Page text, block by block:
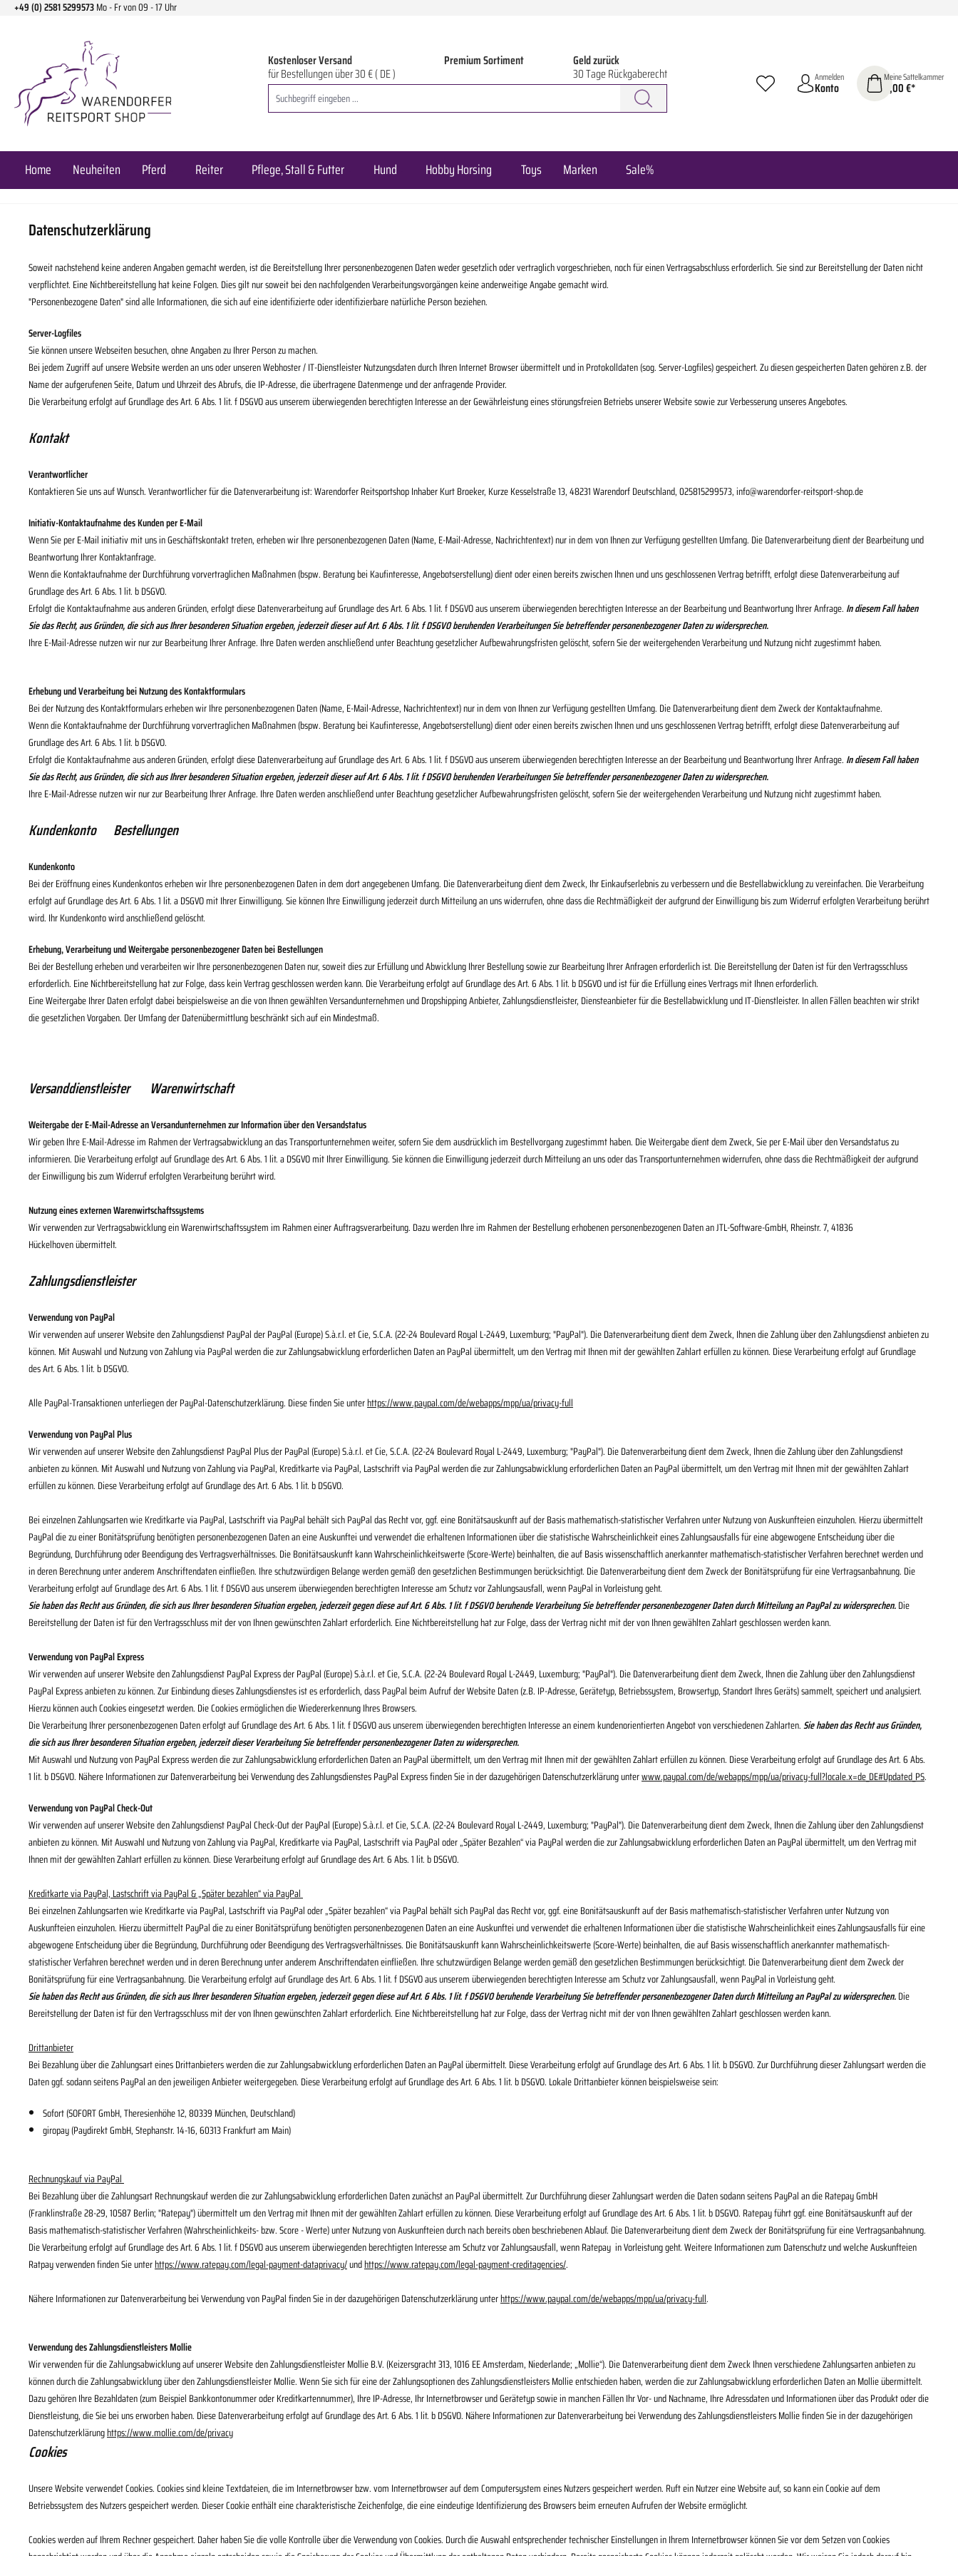
Hauptinhalt springen
Zur Suche springen
Zur Hauptnavigation springen
+49 (0) 2581 5299573Mo - Fr von 09 - 17 Uhr
Kostenloser Versand
für Bestellungen über 30 € ( DE )
Premium Sortiment Geld zurück
30 Tage Rückgaberecht Anmelden
Konto
Meine Sattelkammer
0,00 €*
Home Neuheiten Pferd Reiter Pflege, Stall & Futter Hund Hobby Horsing Toys Marken Sale%
Datenschutzerklärung
Soweit nachstehend keine anderen Angaben gemacht werden, ist die Bereitstellung Ihrer personenbezogenen Daten weder gesetzlich oder vertraglich vorgeschrieben, noch für einen Vertragsabschluss erforderlich. Sie sind zur Bereitstellung der Daten nicht
verpflichtet. Eine Nichtbereitstellung hat keine Folgen. Dies gilt nur soweit bei den nachfolgenden Verarbeitungsvorgängen keine anderweitige Angabe gemacht wird.
"Personenbezogene Daten" sind alle Informationen, die sich auf eine identifizierte oder identifizierbare natürliche Person beziehen.
Server-Logfiles
Sie können unsere Webseiten besuchen, ohne Angaben zu Ihrer Person zu machen.
Bei jedem Zugriff auf unsere Website werden an uns oder unseren Webhoster / IT-Dienstleister Nutzungsdaten durch Ihren Internet Browser übermittelt und in Protokolldaten (sog. Server-Logfiles) gespeichert. Zu diesen gespeicherten Daten gehören z.B. der
Name der aufgerufenen Seite, Datum und Uhrzeit des Abrufs, die IP-Adresse, die übertragene Datenmenge und der anfragende Provider.
Die Verarbeitung erfolgt auf Grundlage des Art. 6 Abs. 1 lit. f DSGVO aus unserem überwiegenden berechtigten Interesse an der Gewährleistung eines störungsfreien Betriebs unserer Website sowie zur Verbesserung unseres Angebotes.
Kontakt
Verantwortlicher
Kontaktieren Sie uns auf Wunsch. Verantwortlicher für die Datenverarbeitung ist:Warendorfer Reitsportshop Inhaber Kurt Broeker, Kurze Kesselstraße 13,48231WarendorfDeutschland,025815299573,info@warendorfer-reitsport-shop.de
Initiativ-Kontaktaufnahme des Kunden per E-Mail
Wenn Sie per E-Mail initiativ mit uns in Geschäftskontakt treten, erheben wir Ihre personenbezogenen Daten (Name, E-Mail-Adresse, Nachrichtentext) nur in dem von Ihnen zur Verfügung gestellten Umfang. Die Datenverarbeitung dient der Bearbeitung und
Beantwortung Ihrer Kontaktanfrage.
Wenn die Kontaktaufnahme der Durchführung vorvertraglichen Maßnahmen (bspw. Beratung bei Kaufinteresse, Angebotserstellung) dient oder einen bereits zwischen Ihnen und uns geschlossenen Vertrag betrifft, erfolgt diese Datenverarbeitung auf
Grundlage des Art. 6 Abs. 1 lit. b DSGVO.
Erfolgt die Kontaktaufnahme aus anderen Gründen, erfolgt diese Datenverarbeitung auf Grundlage des Art. 6 Abs. 1 lit. f DSGVO aus unserem überwiegenden berechtigten Interesse an der Bearbeitung und Beantwortung Ihrer Anfrage. In diesem Fall haben
Sie das Recht, aus Gründen, die sich aus Ihrer besonderen Situation ergeben, jederzeit dieser auf Art. 6 Abs. 1 lit. f DSGVO beruhenden Verarbeitungen Sie betreffender personenbezogener Daten zu widersprechen.
Ihre E-Mail-Adresse nutzen wir nur zur Bearbeitung Ihrer Anfrage. Ihre Daten werden anschließend unter Beachtung gesetzlicher Aufbewahrungsfristen gelöscht, sofern Sie der weitergehenden Verarbeitung und Nutzung nicht zugestimmt haben.
Erhebung und Verarbeitung bei Nutzung des Kontaktformulars
Bei der Nutzung des Kontaktformulars erheben wir Ihre personenbezogenen Daten (Name, E-Mail-Adresse, Nachrichtentext) nur in dem von Ihnen zur Verfügung gestellten Umfang. Die Datenverarbeitung dient dem Zweck der Kontaktaufnahme.
Wenn die Kontaktaufnahme der Durchführung vorvertraglichen Maßnahmen (bspw. Beratung bei Kaufinteresse, Angebotserstellung) dient oder einen bereits zwischen Ihnen und uns geschlossenen Vertrag betrifft, erfolgt diese Datenverarbeitung auf
Grundlage des Art. 6 Abs. 1 lit. b DSGVO.
Erfolgt die Kontaktaufnahme aus anderen Gründen, erfolgt diese Datenverarbeitung auf Grundlage des Art. 6 Abs. 1 lit. f DSGVO aus unserem überwiegenden berechtigten Interesse an der Bearbeitung und Beantwortung Ihrer Anfrage. In diesem Fall haben
Sie das Recht, aus Gründen, die sich aus Ihrer besonderen Situation ergeben, jederzeit dieser auf Art. 6 Abs. 1 lit. f DSGVO beruhenden Verarbeitungen Sie betreffender personenbezogener Daten zu widersprechen.
Ihre E-Mail-Adresse nutzen wir nur zur Bearbeitung Ihrer Anfrage. Ihre Daten werden anschließend unter Beachtung gesetzlicher Aufbewahrungsfristen gelöscht, sofern Sie der weitergehenden Verarbeitung und Nutzung nicht zugestimmt haben.
Kundenkonto Bestellungen
Kundenkonto
Bei der Eröffnung eines Kundenkontos erheben wir Ihre personenbezogenen Daten in dem dort angegebenen Umfang. Die Datenverarbeitung dient dem Zweck, Ihr Einkaufserlebnis zu verbessern und die Bestellabwicklung zu vereinfachen. Die Verarbeitung
erfolgt auf Grundlage des Art. 6 Abs. 1 lit. a DSGVO mit Ihrer Einwilligung. Sie können Ihre Einwilligung jederzeit durch Mitteilung an uns widerrufen, ohne dass die Rechtmäßigkeit der aufgrund der Einwilligung bis zum Widerruf erfolgten Verarbeitung berührt
wird. Ihr Kundenkonto wird anschließend gelöscht.
Erhebung, Verarbeitung und Weitergabe personenbezogener Daten bei Bestellungen
Bei der Bestellung erheben und verarbeiten wir Ihre personenbezogenen Daten nur, soweit dies zur Erfüllung und Abwicklung Ihrer Bestellung sowie zur Bearbeitung Ihrer Anfragen erforderlich ist. Die Bereitstellung der Daten ist für den Vertragsschluss
erforderlich. Eine Nichtbereitstellung hat zur Folge, dass kein Vertrag geschlossen werden kann. Die Verarbeitung erfolgt auf Grundlage des Art. 6 Abs. 1 lit. b DSGVO und ist für die Erfüllung eines Vertrags mit Ihnen erforderlich.
Eine Weitergabe Ihrer Daten erfolgt dabei beispielsweise an die von Ihnen gewählten Versandunternehmen und Dropshipping Anbieter, Zahlungsdienstleister, Diensteanbieter für die Bestellabwicklung und IT-Dienstleister. In allen Fällen beachten wir strikt
die gesetzlichen Vorgaben. Der Umfang der Datenübermittlung beschränkt sich auf ein Mindestmaß.
Versanddienstleister Warenwirtschaft
Weitergabe der E-Mail-Adresse an Versandunternehmen zur Information über den Versandstatus
Wir geben Ihre E-Mail-Adresse im Rahmen der Vertragsabwicklung an das Transportunternehmen weiter, sofern Sie dem ausdrücklich im Bestellvorgang zugestimmt haben. Die Weitergabe dient dem Zweck, Sie per E-Mail über den Versandstatus zu
informieren. Die Verarbeitung erfolgt auf Grundlage des Art. 6 Abs. 1 lit. a DSGVO mit Ihrer Einwilligung. Sie können die Einwilligung jederzeit durch Mitteilung an uns oder das Transportunternehmen widerrufen, ohne dass die Rechtmäßigkeit der aufgrund
der Einwilligung bis zum Widerruf erfolgten Verarbeitung berührt wird.
Nutzung eines externen Warenwirtschaftssystems
Wir verwenden zur Vertragsabwicklung ein Warenwirtschaftssystem im Rahmen einer Auftragsverarbeitung. Dazu werden Ihre im Rahmen der Bestellung erhobenen personenbezogenen Daten anJTL-Software-GmbH, Rheinstr. 7, 41836
Hückelhovenübermittelt.
Zahlungsdienstleister
Verwendung von PayPal
Wir verwenden auf unserer Website den Zahlungsdienst PayPal der PayPal (Europe) S.à.r.l. et Cie, S.C.A. (22-24 Boulevard Royal L-2449, Luxemburg; "PayPal"). Die Datenverarbeitung dient dem Zweck, Ihnen die Zahlung über den Zahlungsdienst anbieten zu
können. Mit Auswahl und Nutzung von Zahlung via PayPal werden die zur Zahlungsabwicklung erforderlichen Daten an PayPal übermittelt, um den Vertrag mit Ihnen mit der gewählten Zahlart erfüllen zu können. Diese Verarbeitung erfolgt auf Grundlage
des Art. 6 Abs. 1 lit. b DSGVO.
Alle PayPal-Transaktionen unterliegen der PayPal-Datenschutzerklärung. Diese finden Sie unterhttps://www.paypal.com/de/webapps/mpp/ua/privacy-full
Verwendung von PayPal Plus
Wir verwenden auf unserer Website den Zahlungsdienst PayPal Plus der PayPal (Europe) S.à.r.l. et Cie, S.C.A. (22-24 Boulevard Royal L-2449, Luxemburg; "PayPal"). Die Datenverarbeitung dient dem Zweck, Ihnen die Zahlung über den Zahlungsdienst
anbieten zu können. Mit Auswahl und Nutzung von Zahlung via PayPal, Kreditkarte via PayPal, Lastschrift via PayPal werden die zur Zahlungsabwicklung erforderlichen Daten an PayPal übermittelt, um den Vertrag mit Ihnen mit der gewählten Zahlart
erfüllen zu können. Diese Verarbeitung erfolgt auf Grundlage des Art. 6 Abs. 1 lit. b DSGVO.
Bei einzelnen Zahlungsarten wie Kreditkarte via PayPal, Lastschrift via PayPal behält sich PayPal das Recht vor, ggf. eine Bonitätsauskunft auf der Basis mathematisch-statistischer Verfahren unter Nutzung von Auskunfteien einzuholen. Hierzu übermittelt
PayPal die zu einer Bonitätsprüfung benötigten personenbezogenen Daten an eine Auskunftei und verwendet die erhaltenen Informationen über die statistische Wahrscheinlichkeit eines Zahlungsausfalls für eine abgewogene Entscheidung über die
Begründung, Durchführung oder Beendigung des Vertragsverhältnisses. Die Bonitätsauskunft kann Wahrscheinlichkeitswerte (Score-Werte) beinhalten, die auf Basis wissenschaftlich anerkannter mathematisch-statistischer Verfahren berechnet werden und
in deren Berechnung unter anderem Anschriftendaten einfließen. Ihre schutzwürdigen Belange werden gemäß den gesetzlichen Bestimmungen berücksichtigt. Die Datenverarbeitung dient dem Zweck der Bonitätsprüfung für eine Vertragsanbahnung. Die
Verarbeitung erfolgt auf Grundlage des Art. 6 Abs. 1 lit. f DSGVO aus unserem überwiegenden berechtigten Interesse am Schutz vor Zahlungsausfall, wenn PayPal in Vorleistung geht.
Sie haben das Recht aus Gründen, die sich aus Ihrer besonderen Situation ergeben, jederzeit gegen diese auf Art. 6 Abs. 1 lit. f DSGVO beruhende Verarbeitung Sie betreffender personenbezogener Daten durch Mitteilung an PayPal zu widersprechen.Die
Bereitstellung der Daten ist für den Vertragsschluss mit der von Ihnen gewünschten Zahlart erforderlich. Eine Nichtbereitstellung hat zur Folge, dass der Vertrag nicht mit der von Ihnen gewählten Zahlart geschlossen werden kann.
Verwendung von PayPal Express
Wir verwenden auf unserer Website den Zahlungsdienst PayPal Express der PayPal (Europe) S.à.r.l. et Cie, S.C.A. (22-24 Boulevard Royal L-2449, Luxemburg; "PayPal"). Die Datenverarbeitung dient dem Zweck, Ihnen die Zahlung über den Zahlungsdienst
PayPal Express anbieten zu können. Zur Einbindung dieses Zahlungsdienstes ist es erforderlich, dass PayPal beim Aufruf der Website Daten (z.B. IP-Adresse, Gerätetyp, Betriebssystem, Browsertyp, Standort Ihres Geräts) sammelt, speichert und analysiert.
Hierzu können auch Cookies eingesetzt werden. Die Cookies ermöglichen die Wiedererkennung Ihres Browsers.
Die Verarbeitung Ihrer personenbezogenen Daten erfolgt auf Grundlage des Art. 6 Abs. 1 lit. f DSGVO aus unserem überwiegenden berechtigten Interesse an einem kundenorientierten Angebot von verschiedenen Zahlarten.Sie haben das Recht aus Gründen,
die sich aus Ihrer besonderen Situation ergeben, jederzeit dieser Verarbeitung Sie betreffender personenbezogener Daten zu widersprechen.
Mit Auswahl und Nutzung von PayPal Express werden die zur Zahlungsabwicklung erforderlichen Daten an PayPal übermittelt, um den Vertrag mit Ihnen mit der gewählten Zahlart erfüllen zu können. Diese Verarbeitung erfolgt auf Grundlage des Art. 6 Abs.
1 lit. b DSGVO. Nähere Informationen zur Datenverarbeitung bei Verwendung des Zahlungsdienstes PayPal Express finden Sie in der dazugehörigen Datenschutzerklärung unterwww.paypal.com/de/webapps/mpp/ua/privacy-full?locale.x=de_DE#Updated_PS.
Verwendung von PayPal Check-Out
Wir verwenden auf unserer Website den Zahlungsdienst PayPal Check-Out der PayPal (Europe) S.à.r.l. et Cie, S.C.A. (22-24 Boulevard Royal L-2449, Luxemburg; "PayPal"). Die Datenverarbeitung dient dem Zweck, Ihnen die Zahlung über den Zahlungsdienst
anbieten zu können. Mit Auswahl und Nutzung von Zahlung via PayPal, Kreditkarte via PayPal, Lastschrift via PayPal oder „Später Bezahlen“ via PayPal werden die zur Zahlungsabwicklung erforderlichen Daten an PayPal übermittelt, um den Vertrag mit
Ihnen mit der gewählten Zahlart erfüllen zu können. Diese Verarbeitung erfolgt auf Grundlage des Art. 6 Abs. 1 lit. b DSGVO.
Kreditkarte via PayPal, Lastschrift via PayPal & „Später bezahlen“ via PayPal
Bei einzelnen Zahlungsarten wie Kreditkarte via PayPal, Lastschrift via PayPal oder „Später bezahlen“ via PayPal behält sich PayPal das Recht vor, ggf. eine Bonitätsauskunft auf der Basis mathematisch-statistischer Verfahren unter Nutzung von
Auskunfteien einzuholen. Hierzu übermittelt PayPal die zu einer Bonitätsprüfung benötigten personenbezogenen Daten an eine Auskunftei und verwendet die erhaltenen Informationen über die statistische Wahrscheinlichkeit eines Zahlungsausfalls für eine
abgewogene Entscheidung über die Begründung, Durchführung oder Beendigung des Vertragsverhältnisses. Die Bonitätsauskunft kann Wahrscheinlichkeitswerte (Score-Werte) beinhalten, die auf Basis wissenschaftlich anerkannter mathematisch-
statistischer Verfahren berechnet werden und in deren Berechnung unter anderem Anschriftendaten einfließen. Ihre schutzwürdigen Belange werden gemäß den gesetzlichen Bestimmungen berücksichtigt. Die Datenverarbeitung dient dem Zweck der
Bonitätsprüfung für eine Vertragsanbahnung. Die Verarbeitung erfolgt auf Grundlage des Art. 6 Abs. 1 lit. f DSGVO aus unserem überwiegenden berechtigten Interesse am Schutz vor Zahlungsausfall, wenn PayPal in Vorleistung geht.
Sie haben das Recht aus Gründen, die sich aus Ihrer besonderen Situation ergeben, jederzeit gegen diese auf Art. 6 Abs. 1 lit. f DSGVO beruhende Verarbeitung Sie betreffender personenbezogener Daten durch Mitteilung an PayPal zu widersprechen.Die
Bereitstellung der Daten ist für den Vertragsschluss mit der von Ihnen gewünschten Zahlart erforderlich. Eine Nichtbereitstellung hat zur Folge, dass der Vertrag nicht mit der von Ihnen gewählten Zahlart geschlossen werden kann.
Drittanbieter
Bei Bezahlung über die Zahlungsart eines Drittanbieters werden die zur Zahlungsabwicklung erforderlichen Daten an PayPal übermittelt. Diese Verarbeitung erfolgt auf Grundlage des Art. 6 Abs. 1 lit. b DSGVO. Zur Durchführung dieser Zahlungsart werden die
Daten ggf. sodann seitens PayPal an den jeweiligen Anbieter weitergegeben. Diese Verarbeitung erfolgt auf Grundlage des Art. 6 Abs. 1 lit. b DSGVO. Lokale Drittanbieter können beispielsweise sein:
Sofort (SOFORT GmbH, Theresienhöhe 12, 80339 München, Deutschland)
giropay (Paydirekt GmbH, Stephanstr. 14-16, 60313 Frankfurt am Main)
Rechnungskauf via PayPal
Bei Bezahlung über die Zahlungsart Rechnungskauf werden die zur Zahlungsabwicklung erforderlichen Daten zunächst an PayPal übermittelt. Zur Durchführung dieser Zahlungsart werden die Daten sodann seitens PayPal an die Ratepay GmbH
(Franklinstraße 28-29, 10587 Berlin; "Ratepay") übermittelt um den Vertrag mit Ihnen mit der gewählten Zahlart erfüllen zu können. Diese Verarbeitung erfolgt auf Grundlage des Art. 6 Abs. 1 lit. b DSGVO. Ratepay führt ggf. eine Bonitätsauskunft auf der
Basis mathematisch-statistischer Verfahren (Wahrscheinlichkeits- bzw. Score - Werte) unter Nutzung von Auskunfteien durch nach bereits oben beschriebenen Ablauf. Die Datenverarbeitung dient dem Zweck der Bonitätsprüfung für eine Vertragsanbahnung.
Die Verarbeitung erfolgt auf Grundlage des Art. 6 Abs. 1 lit. f DSGVO aus unserem überwiegenden berechtigten Interesse am Schutz vor Zahlungsausfall, wenn Ratepay in Vorleistung geht. Weitere Informationen zum Datenschutz und welche Auskunfteien
Ratpay verwenden finden Sie unterhttps://www.ratepay.com/legal-payment-dataprivacy/undhttps://www.ratepay.com/legal-payment-creditagencies/.
Nähere Informationen zur Datenverarbeitung bei Verwendung von PayPal finden Sie in der dazugehörigen Datenschutzerklärung unterhttps://www.paypal.com/de/webapps/mpp/ua/privacy-full.
Verwendung des Zahlungsdienstleisters Mollie
Wir verwenden für die Zahlungsabwicklung auf unserer Website den Zahlungsdienstleister Mollie B.V. (Keizersgracht 313, 1016 EE Amsterdam, Niederlande; „Mollie“). Die Datenverarbeitung dient dem Zweck Ihnen verschiedene Zahlungsarten anbieten zu
können durch die Zahlungsabwicklung über den Zahlungsdienstleister Mollie. Wenn Sie sich für eine der Zahlungsoptionen des Zahlungsdienstleisters Mollie entschieden haben, werden die zur Zahlungsabwicklung erforderlichen Daten an Mollie übermittelt.
Dazu gehören Ihre Bezahldaten (zum Beispiel Bankkontonummer oder Kreditkartennummer), Ihre IP-Adresse, Ihr Internetbrowser und Gerätetyp sowie in manchen Fällen Ihr Vor- und Nachname, Ihre Adressdaten und Informationen über das Produkt oder die
Dienstleistung, die Sie bei uns erworben haben. Diese Datenverarbeitung erfolgt auf Grundlage des Art. 6 Abs. 1 lit. b DSGVO. Nähere Informationen zur Datenverarbeitung bei Verwendung des Zahlungsdienstleisters Mollie finden Sie in der dazugehörigen
Datenschutzerklärunghttps://www.mollie.com/de/privacy
Cookies
Unsere Website verwendet Cookies. Cookies sind kleine Textdateien, die im Internetbrowser bzw. vom Internetbrowser auf dem Computersystem eines Nutzers gespeichert werden. Ruft ein Nutzer eine Website auf, so kann ein Cookie auf dem
Betriebssystem des Nutzers gespeichert werden. Dieser Cookie enthält eine charakteristische Zeichenfolge, die eine eindeutige Identifizierung des Browsers beim erneuten Aufrufen der Website ermöglicht.
Cookies werden auf Ihrem Rechner gespeichert. Daher haben Sie die volle Kontrolle über die Verwendung von Cookies. Durch die Auswahl entsprechender technischer Einstellungen in Ihrem Internetbrowser können Sie vor dem Setzen von Cookies